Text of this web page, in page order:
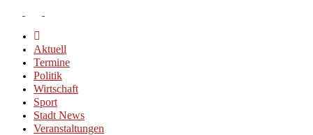
Aktuell
Termine
Politik
Wirtschaft
Sport
Stadt News
Veranstaltungen